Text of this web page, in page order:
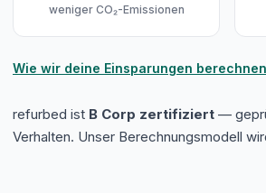
weniger CO₂-Emissionen
Wie wir deine Einsparungen
refurbed ist B Corp zertifiziert —
Verhalten. Unser Berechnungsmodell